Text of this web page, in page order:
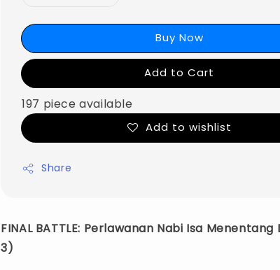
Buy Now
Add to Cart
197 piece available
Add to wishlist
Share
FINAL BATTLE: Perlawanan Nabi Isa
3)